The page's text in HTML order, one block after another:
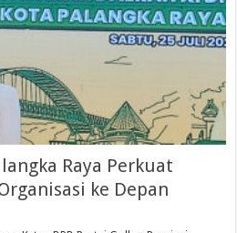
Raya Perkuat
ke Depan